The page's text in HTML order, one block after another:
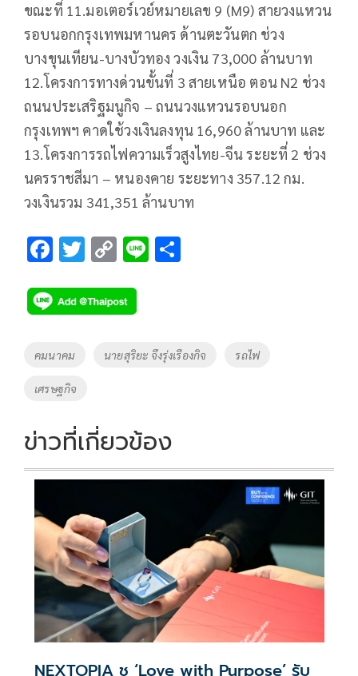
ขณะที่ 11.มอเตอร์เวย์หมายเลข 9 (M9) สายวงแหวน
รอบนอกกรุงเทพมหานคร ด้านตะวันตก ช่วง
บางขุนเทียน-บางบัวทอง วงเงิน 73,000 ล้านบาท
12.โครงการทางด่วนขั้นที่ 3 สายเหนือ ตอน N2 ช่วง
ถนนประเสริฐมนูกิจ – ถนนวงแหวนรอบนอก
กรุงเทพฯ คาดใช้วงเงินลงทุน 16,960 ล้านบาท และ
13.โครงการรถไฟความเร็วสูงไทย-จีน ระยะที่ 2 ช่วง
นครราชสีมา – หนองคาย ระยะทาง 357.12 กม.
วงเงินรวม 341,351 ล้านบาท
F
e
b
o
o
k
T
tt
er
C
p
y
Li
Li
Tags
คมนาคม นายสุริยะ จึงรุ่งเรืองกิจ รถไฟ
เศรษฐกิจ
ข่าวที่เกี่ยวข้อง
NEXTOPIA ชู ‘Love with Purpose’ รับ